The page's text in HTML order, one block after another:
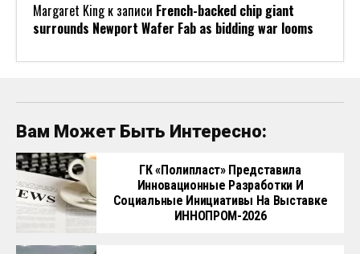
Margaret Kingк записи French-backed chip giant
surrounds Newport Wafer Fab as bidding war looms
Вам Может Быть Интересно:
ГК «Полипласт» Представила
Инновационные Разработки И
Социальные Инициативы На Выставке
ИННОПРОМ-2026